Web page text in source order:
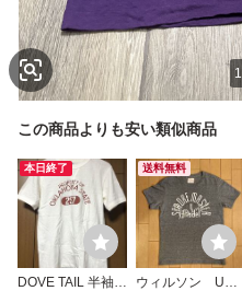
1
この商品よりも安い類似商品
本日終了
DOVE TAIL 半袖T
送料無料
ウィルソン USA